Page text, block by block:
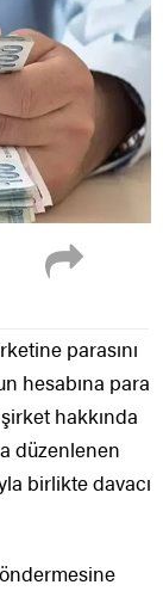
parasını
hesabına para
hakkında
düzenlenen
birlikte davacı